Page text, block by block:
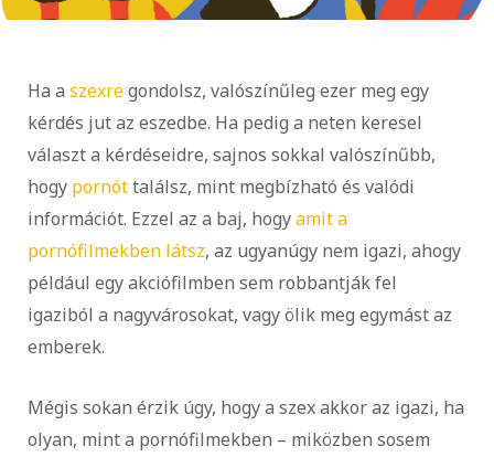
Ha a szexregondolsz, valószínűleg ezer meg egy
kérdés jut az eszedbe. Ha pedig a neten keresel
választ a kérdéseidre, sajnos sokkal valószínűbb,
hogy pornóttalálsz, mint megbízható és valódi
információt. Ezzel az a baj, hogyamit a
pornófilmekben látsz, az ugyanúgy nem igazi, ahogy
például egy akciófilmben sem robbantják fel
igaziból a nagyvárosokat, vagy ölik meg egymást az
emberek.
Mégis sokan érzik úgy, hogy a szex akkor az igazi, ha
olyan, mint a pornófilmekben – miközben sosem